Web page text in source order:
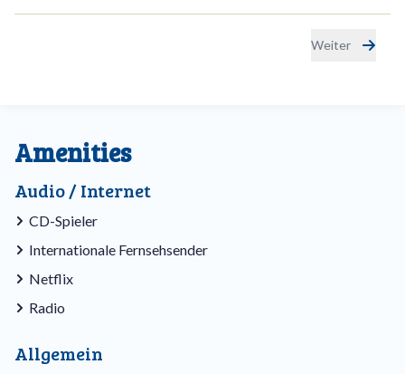
Weiter
Amenities
Audio / Internet
CD-Spieler
Internationale Fernsehsender
Netflix
Radio
Allgemein